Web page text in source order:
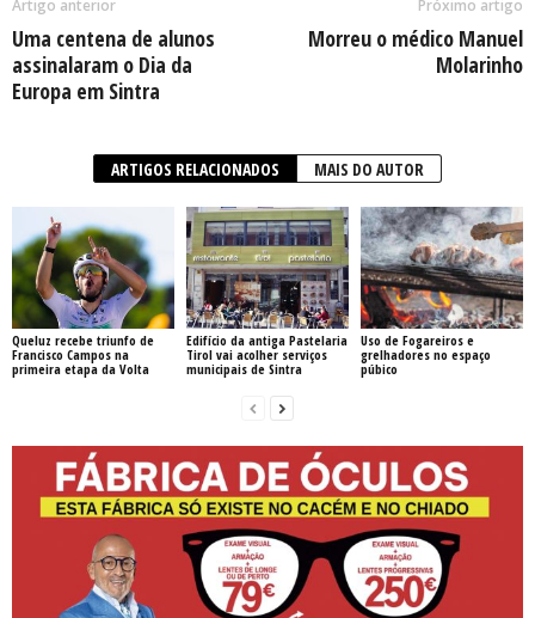
Artigo anterior
Uma centena de alunos
assinalaram o Dia da
Europa em Sintra
Próximo artigo
Morreu o médico Manuel
Molarinho
ARTIGOS RELACIONADOS MAIS DO AUTOR
Queluz recebe triunfo de
Francisco Campos na
primeira etapa da Volta
Edifício da antiga Pastelaria
Tirol vai acolher serviços
municipais de Sintra
Uso de Fogareiros e
grelhadores no espaço
púbico